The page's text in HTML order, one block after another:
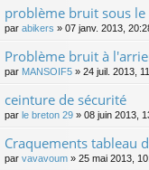
problème bruit sous le
par abikers » 07 janv. 2013,
Problème bruit à
par MANSOIF5 » 24 juil. 2013,
ceinture de sécurité
par le breton 29 » 08 juin 2013,
Craquements tableau
par vavavoum » 25 mai 2013,